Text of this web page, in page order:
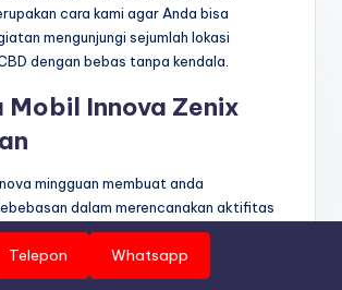
cara kami agar Anda bisa
mengunjungi sejumlah lokasi
dengan bebas tanpa kendala.
Mobil Innova Zenix
mingguan membuat anda
dalam merencanakan aktifitas
di SCBD. Ini adalah pilihan efisiensi
anda yang butuh sarana transportasi
Telepon Whatsapp